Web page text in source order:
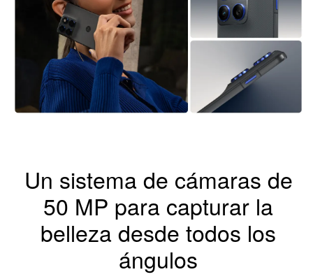
Un sistema de cámaras de
50 MP para capturar la
belleza desde todos los
ángulos